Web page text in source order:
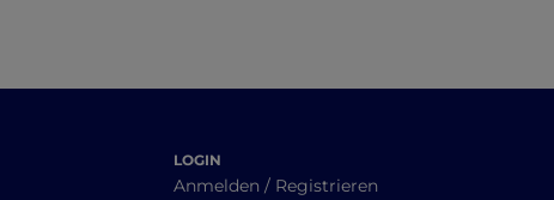
LOGIN
Anmelden / Registrieren